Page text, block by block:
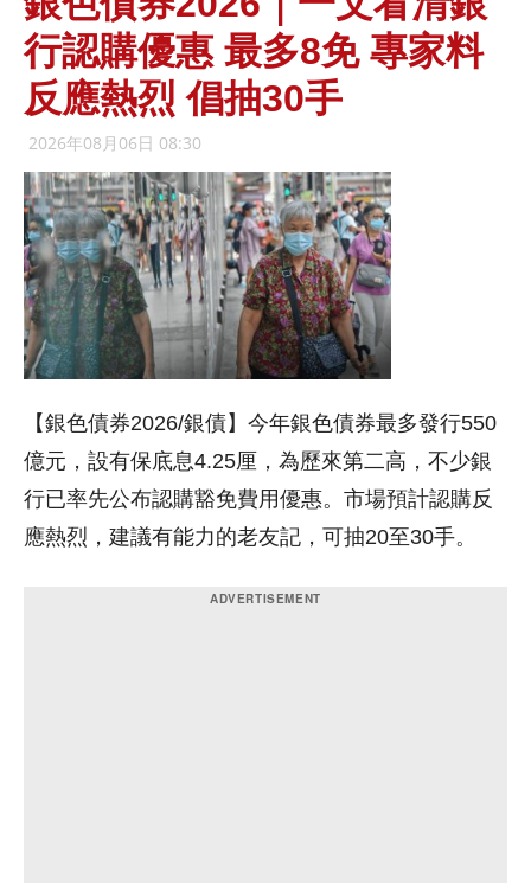
行認購優惠 最多8免 專家料
反應熱烈 倡抽30手
2026年08月06日 08:30
【銀色債券2026/銀債】今年銀色債券最多發行550
億元，設有保底息4.25厘，為歷來第二高，不少銀
行已率先公布認購豁免費用優惠。市場預計認購反
應熱烈，建議有能力的老友記，可抽20至30手。